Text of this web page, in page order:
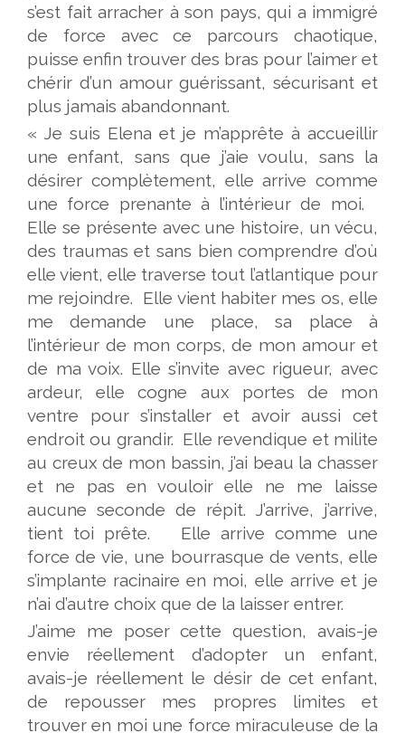
s’est fait arracher à son pays, qui a immigré
de force avec ce parcours chaotique,
puisse enfin trouver des bras pour l’aimer et
chérir d’un amour guérissant, sécurisant et
plus jamais abandonnant.
« Je suis Elena et je m’apprête à accueillir
une enfant, sans que j’aie voulu, sans la
désirer complètement, elle arrive comme
une force prenante à l’intérieur de moi.
Elle se présente avec une histoire, un vécu,
des traumas et sans bien comprendre d’où
elle vient, elle traverse tout l’atlantique pour
me rejoindre. Elle vient habiter mes os, elle
me demande une place, sa place à
l’intérieur de mon corps, de mon amour et
de ma voix. Elle s’invite avec rigueur, avec
ardeur, elle cogne aux portes de mon
ventre pour s’installer et avoir aussi cet
endroit ou grandir. Elle revendique et milite
au creux de mon bassin, j’ai beau la chasser
et ne pas en vouloir elle ne me laisse
aucune seconde de répit. J’arrive, j’arrive,
tient toi prête. Elle arrive comme une
force de vie, une bourrasque de vents, elle
s’implante racinaire en moi, elle arrive et je
n’ai d’autre choix que de la laisser entrer.
J’aime me poser cette question, avais-je
envie réellement d’adopter un enfant,
avais-je réellement le désir de cet enfant,
de repousser mes propres limites et
trouver en moi une force miraculeuse de la